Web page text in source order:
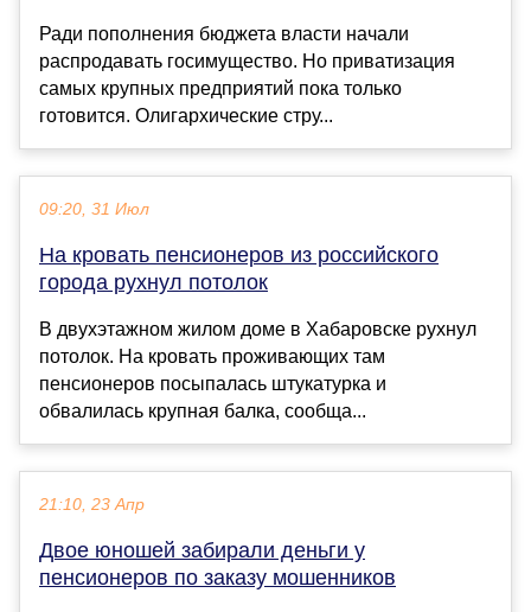
Ради пополнения бюджета власти начали
распродавать госимущество. Но приватизация
самых крупных предприятий пока только
готовится. Олигархические стру...
09:20, 31 Июл
На кровать пенсионеров из российского
города рухнул потолок
В двухэтажном жилом доме в Хабаровске рухнул
потолок. На кровать проживающих там
пенсионеров посыпалась штукатурка и
обвалилась крупная балка, сообща...
21:10, 23 Апр
Двое юношей забирали деньги у
пенсионеров по заказу мошенников